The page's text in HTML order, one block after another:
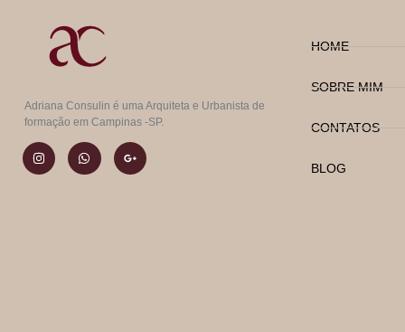
Adriana Consulin é uma Arquiteta e Urbanista de
formação em Campinas -SP.
HOME
SOBRE MIM
CONTATOS
BLOG